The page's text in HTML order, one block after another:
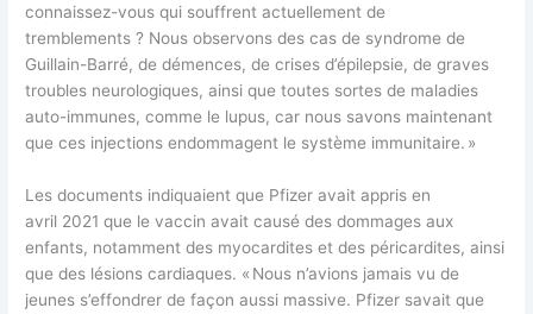
connaissez-vous qui souffrent actuellement de
tremblements ? Nous observons des cas de syndrome de
Guillain-Barré, de démences, de crises d’épilepsie, de graves
troubles neurologiques, ainsi que toutes sortes de maladies
auto-immunes, comme le lupus, car nous savons maintenant
que ces injections endommagent le système immunitaire. »
Les documents indiquaient que Pfizer avait appris en
avril 2021 que le vaccin avait causé des dommages aux
enfants, notamment des myocardites et des péricardites, ainsi
que des lésions cardiaques. « Nous n’avions jamais vu de
jeunes s’effondrer de façon aussi massive. Pfizer savait que